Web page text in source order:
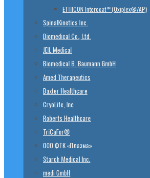
ETHICON Intercoat™ (Oxiplex®/AP)
SpinalKinetics Inc.
Diomedical Co., Ltd.
JEIL Medical
Biomedical B. Baumann GmbH
Amed Therapeutics
Baxter Healthcare
CryoLife, Inc
Roberts Healthcare
TriCaFor®
ООО ФТК «Плазма»
Starch Medical Inc.
medi GmbH